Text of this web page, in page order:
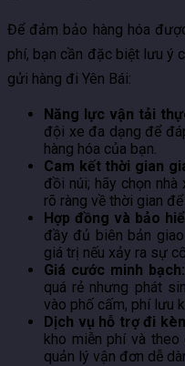
Để đảm bảo hàng hóa
phí, bạn cần đặc biệt lưu ý
gửi hàng đi Yên Bái:
Năng lực vận tải
đội xe đa dạng để
hàng hóa của bạn.
Cam kết thời gian
đồi núi; hãy chọn
rõ ràng về thời gian
Hợp đồng và bảo
đầy đủ biên bản
giá trị nếu xảy ra sự
Giá cước minh bạch:
quá rẻ nhưng phát
vào phố cấm, phí lưu
Dịch vụ hỗ trợ đi
kho miễn phí và
quản lý vận đơn dễ